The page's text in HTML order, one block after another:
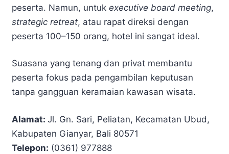
peserta. Namun, untuk executive board meeting,
strategic retreat, atau rapat direksi dengan
peserta 100–150 orang, hotel ini sangat ideal.
Suasana yang tenang dan privat membantu
peserta fokus pada pengambilan keputusan
tanpa gangguan keramaian kawasan wisata.
Alamat: Jl. Gn. Sari, Peliatan, Kecamatan Ubud,
Kabupaten Gianyar, Bali 80571
Telepon: (0361) 977888